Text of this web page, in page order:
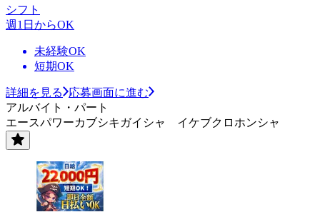
シフト
週1日からOK
未経験OK
短期OK
詳細を見る
応募画面に進む
アルバイト・パート
エースパワーカブシキガイシャ イケブクロホンシャ